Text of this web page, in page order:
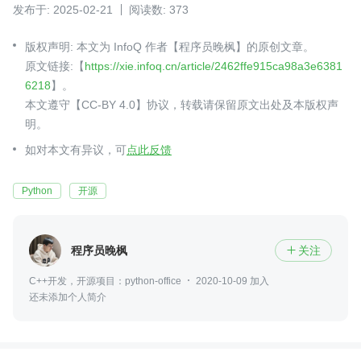
发布于: 2025-02-21 阅读数: 373
版权声明: 本文为 InfoQ 作者【程序员晚枫】的原创文章。
原文链接:【https://xie.infoq.cn/article/2462ffe915ca98a3e6381
6218】。
本文遵守【CC-BY 4.0】协议，转载请保留原文出处及本版权声
明。
如对本文有异议，可点此反馈
Python 开源
程序员晚枫  关注
C++开发，开源项目：python-office
2020-10-09 加入
还未添加个人简介